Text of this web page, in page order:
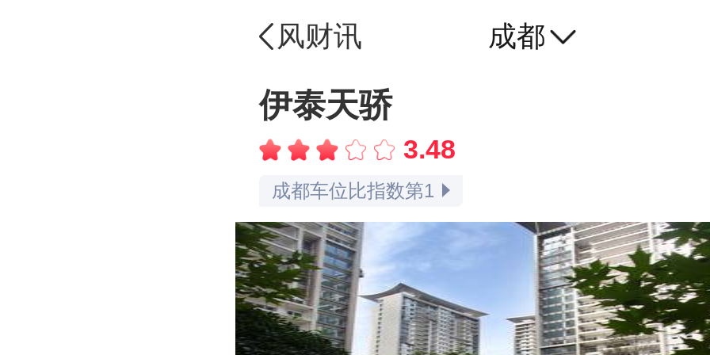
风财讯 成都
伊泰天骄
3.48
成都配套指数第1
成都容积率指数第3
成都绿化率指数第1
成都车位比指数第1
成都楼盘点评指数第1
成都物业指数第1
成都楼盘口碑指数第1
品牌认知指数第3